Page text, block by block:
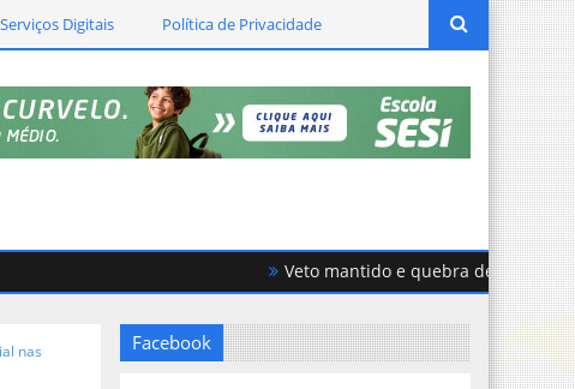
Serviços Digitais Política de Privacidade
Veto mantido e quebra de acordo geram
nas
Facebook